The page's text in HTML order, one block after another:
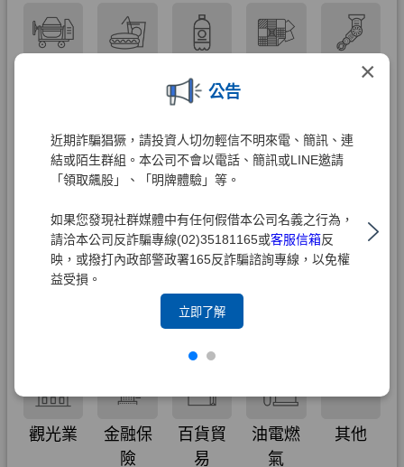
×
公告
近期詐騙猖獗，請投資人切勿輕信不明來電、簡訊、連
結或陌生群組。本公司不會以電話、簡訊或LINE邀請
「領取飆股」、「明牌體驗」等。
如果您發現社群媒體中有任何假借本公司名義之行為，
請洽本公司反詐騙專線(02)35181165或客服信箱反
映，或撥打內政部警政署165反詐騙諮詢專線，以免權
益受損。
立即了解